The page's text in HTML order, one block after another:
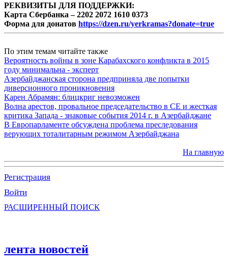
РЕКВИЗИТЫ ДЛЯ ПОДДЕРЖКИ:
Карта Сбербанка – 2202 2072 1610 0373
Форма для донатов https://dzen.ru/yerkramas?donate=true
По этим темам читайте также
Вероятность войны в зоне Карабахского конфликта в 2015
году минимальна - эксперт
Азербайджанская сторона предприняла две попытки
диверсионного проникновения
Карен Абрамян: блицкриг невозможен
Волна арестов, провальное председательство в СЕ и жесткая
критика Запада - знаковые события 2014 г. в Азербайджане
В Европарламенте обсуждена проблема преследования
верующих тоталитарным режимом Азербайджана
На главную
Регистрация
Войти
РАСШИРЕННЫЙ ПОИСК
лента новостей